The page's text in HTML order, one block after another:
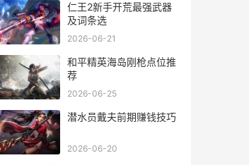
仁王2新手开荒最强武器
及词条选
2026-06-21
和平精英海岛刚枪点位推
荐
2026-06-25
潜水员戴夫前期赚钱技巧
2026-06-20